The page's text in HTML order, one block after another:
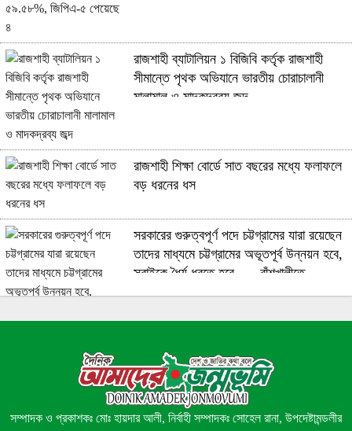
রাজশাহী ব্যাটালিয়ন ১ বিজিবি কর্তৃক রাজশাহী
সীমান্তে পৃথক অভিযানে ভারতীয় চোরাচালানী
মালামাল ও মাদকদ্রব্য জব্দ
রাজশাহী শিক্ষা বোর্ডে সাত বছরের মধ্যে ফলাফলে
বড় ধরনের ধস
সরকারের গুরুত্বপূর্ণ পদে চট্টগ্রামের যারা রয়েছেন
তাদের মাধ্যমে চট্টগ্রামের অভূতপূর্ব উন্নয়ন হবে,
সবাইকে ধৈর্য ধরতে হবে …. বাঁশখালীতে
প্রধানমন্ত্রী তারেক রহমান
তানোরে পৃথক অভিযানে ২ কুখ্যাত মাদক ব্যবসায়ী
গ্রেফতার, ট্যাপেন্টাডল ট্যাবলেট ও হেরোইন
উদ্ধার
সম্পাদক ও প্রকাশকঃ মোঃ হায়দার আলী, নির্বাহী সম্পাদকঃ সোহেল রানা, উপদেষ্টামন্ডলীর